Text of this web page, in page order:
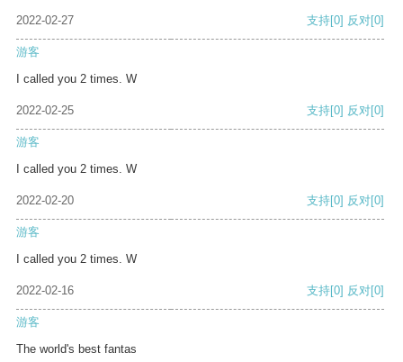
2022-02-27 支持[0] 反对[0]
游客
I called you 2 times. W
2022-02-25 支持[0] 反对[0]
游客
I called you 2 times. W
2022-02-20 支持[0] 反对[0]
游客
I called you 2 times. W
2022-02-16 支持[0] 反对[0]
游客
The world's best fantas